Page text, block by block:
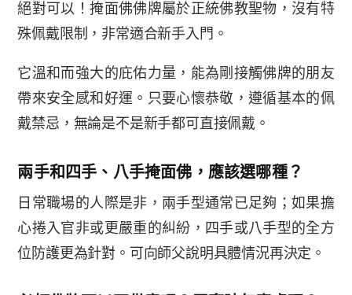
絕對可以！掩面佛佛牌屬於正統佛教聖物，沒有特
殊佩戴限制，非常適合新手入門。
它溫和而強大的庇佑力量，能為剛接觸佛牌的朋友
帶來安全感和好運。只要心懷恭敬，遵循基本的佩
戴禁忌，無論是不是新手都可直接佩戴。
兩手和四手、八手掩面佛，應該選哪種？
日常職場的人際是非，兩手型通常已足夠；如果擔
心捲入官非或更嚴重的糾紛，四手或八手型的全方
位防護更為針對。可向師父說明具體情況再決定。